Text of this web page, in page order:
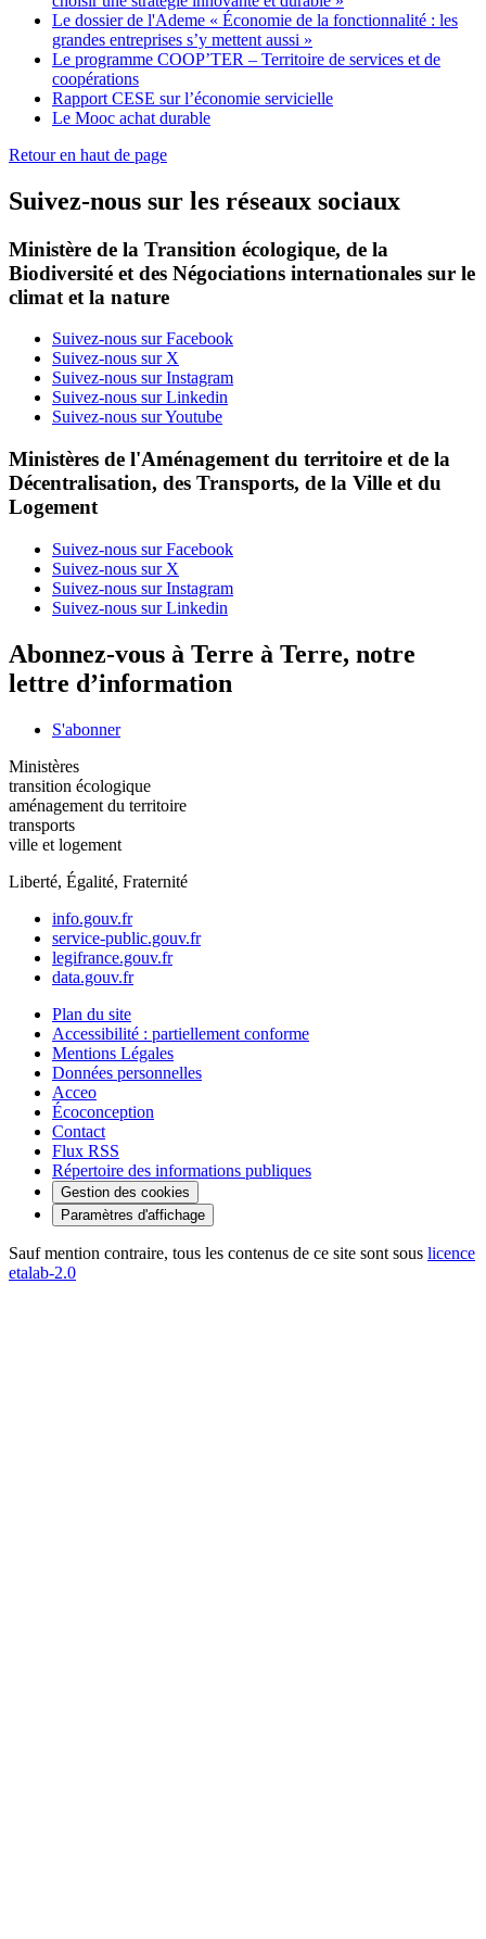
Le dossier de l'Ademe « Économie de la fonctionnalité : les
grandes entreprises s’y mettent aussi »
Le programme COOP’TER – Territoire de services et de
coopérations
Rapport CESE sur l’économie servicielle
Le Mooc achat durable
Retour en haut de page
Suivez-nous sur les réseaux sociaux
Ministère de la Transition écologique, de la
Biodiversité et des Négociations internationales sur le
climat et la nature
Suivez-nous sur Facebook
Suivez-nous sur X
Suivez-nous sur Instagram
Suivez-nous sur Linkedin
Suivez-nous sur Youtube
Ministères de l'Aménagement du territoire et de la
Décentralisation, des Transports, de la Ville et du
Logement
Suivez-nous sur Facebook
Suivez-nous sur X
Suivez-nous sur Instagram
Suivez-nous sur Linkedin
Abonnez-vous à Terre à Terre, notre
lettre d’information
S'abonner
Ministères
transition écologique
aménagement du territoire
transports
ville et logement
Liberté, Égalité, Fraternité
info.gouv.fr
service-public.gouv.fr
legifrance.gouv.fr
data.gouv.fr
Plan du site
Accessibilité : partiellement conforme
Mentions Légales
Données personnelles
Acceo
Écoconception
Contact
Flux RSS
Répertoire des informations publiques
Gestion des cookies
Paramètres d'affichage
Sauf mention contraire, tous les contenus de ce site sont sous licence
etalab-2.0